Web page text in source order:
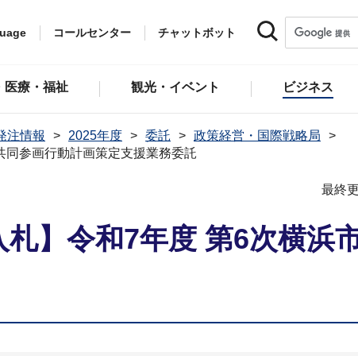
コールセンター チャットボット
医療・福祉 観光・イベント ビジネス
注情報 2025年度 委託
政策経営・国際戦略局
同参画行動計画策定支援業務委託
最終
札】令和7年度 第6次横浜